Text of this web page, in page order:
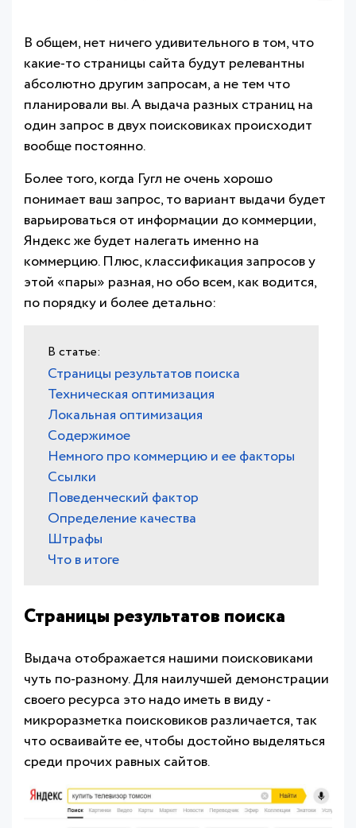
В общем, нет ничего удивительного в том, что
какие-то страницы сайта будут релевантны
абсолютно другим запросам, а не тем что
планировали вы. А выдача разных страниц на
один запрос в двух поисковиках происходит
вообще постоянно.
Более того, когда Гугл не очень хорошо
понимает ваш запрос, то вариант выдачи будет
варьироваться от информации до коммерции,
Яндекс же будет налегать именно на
коммерцию. Плюс, классификация запросов у
этой «пары» разная, но обо всем, как водится,
по порядку и более детально:
Страницы результатов поиска
Техническая оптимизация
Локальная оптимизация
Содержимое
Немного про коммерцию и ее факторы
Ссылки
Поведенческий фактор
Определение качества
Штрафы
Что в итоге
Страницы результатов поиска
Выдача отображается нашими поисковиками
чуть по-разному. Для наилучшей демонстрации
своего ресурса это надо иметь в виду -
микроразметка поисковиков различается, так
что осваивайте ее, чтобы достойно выделяться
среди прочих равных сайтов.